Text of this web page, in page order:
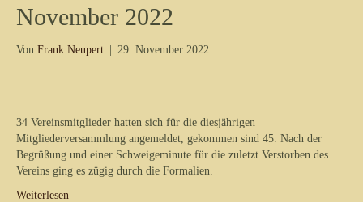
November 2022
Von Frank Neupert 29. November 2022
34 Vereinsmitglieder hatten sich für die diesjährigen
Mitgliederversammlung angemeldet, gekommen sind 45. Nach der
Begrüßung und einer Schweigeminute für die zuletzt Verstorben des
Vereins ging es zügig durch die Formalien.
Weiterlesen